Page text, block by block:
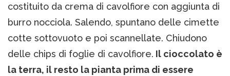
costituito da crema di cavolfiore con aggiunta di
burro nocciola. Salendo, spuntano delle cimette
cotte sottovuoto e poi scannellate. Chiudono
delle chips di foglie di cavolfiore. Il cioccolato è
la terra, il resto la pianta prima di essere